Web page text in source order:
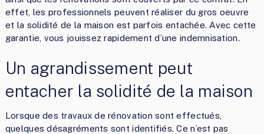
effet, les professionnels peuvent réaliser du gros oeuvre
et la solidité de la maison est parfois entachée. Avec cette
garantie, vous jouissez rapidement d’une indemnisation.
Un agrandissement peut
entacher la solidité de la maison
Lorsque des travaux de rénovation sont effectués,
quelques désagréments sont identifiés. Ce n’est pas